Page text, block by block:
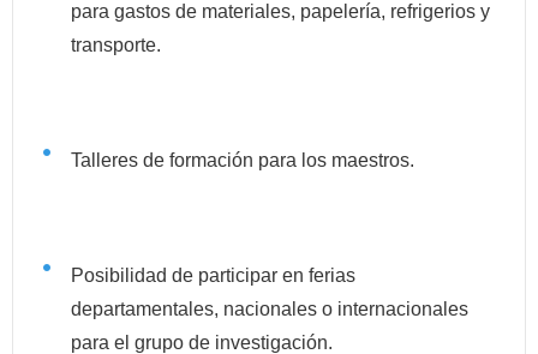
para gastos de materiales, papelería, refrigerios y
transporte.
Talleres de formación para los maestros.
Posibilidad de participar en ferias
departamentales, nacionales o internacionales
para el grupo de investigación.